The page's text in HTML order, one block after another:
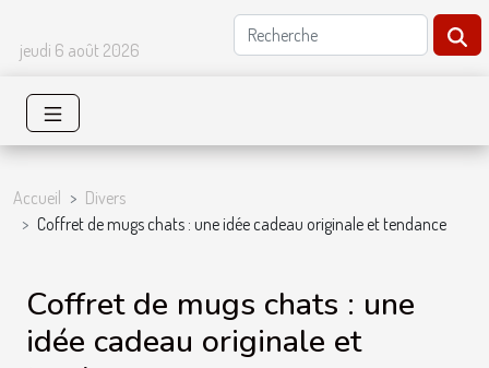
jeudi 6 août 2026
Accueil
Divers
Coffret de mugs chats : une idée cadeau originale et tendance
Coffret de mugs chats : une
idée cadeau originale et